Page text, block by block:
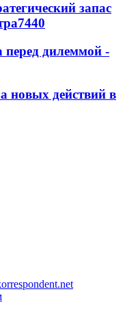
запас
7440
перед дилеммой -
новых действий в